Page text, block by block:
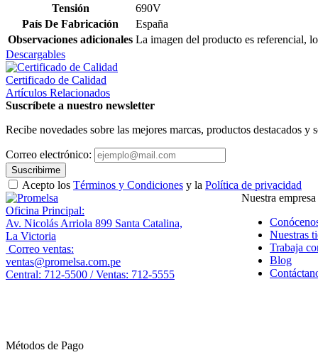
Tensión
690V
País De Fabricación
España
Observaciones adicionales La imagen del producto es referencial,
Descargables
Certificado de Calidad
Artículos Relacionados
Suscríbete a nuestro newsletter
Recibe novedades sobre las mejores marcas, productos destacados y
Correo electrónico:
Suscribirme
Acepto los Términos y Condiciones y la Política de privacidad
Oficina Principal:
Av. Nicolás Arriola 899 Santa Catalina,
La Victoria
Correo ventas:
ventas@promelsa.com.pe
Central: 712-5500 / Ventas: 712-5555
Nuestra empresa
Nuestras
Trabaja
Blog
Métodos de Pago